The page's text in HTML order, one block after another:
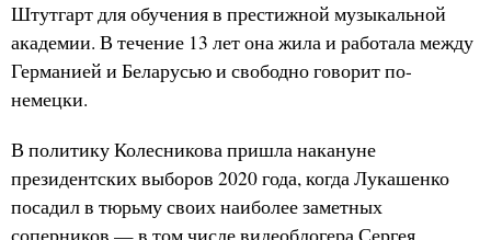
Штутгарт для обучения в престижной музыкальной
академии. В течение 13 лет она жила и работала между
Германией и Беларусью и свободно говорит по-
немецки.
В политику Колесникова пришла накануне
президентских выборов 2020 года, когда Лукашенко
посадил в тюрьму своих наиболее заметных